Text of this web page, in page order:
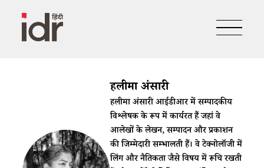
हलीमा अंसारी
हलीमा अंसारी आईडीआर में सम्पादकीय
विश्लेषक के रूप में कार्यरत हैं जहां वे
आलेखों के लेखन, सम्पादन और प्रकाशन
की जिम्मेदारी सम्भालती हैं। वे टेक्नोलॉजी में
लिंग और नैतिकता जैसे विषय में रूचि रखती